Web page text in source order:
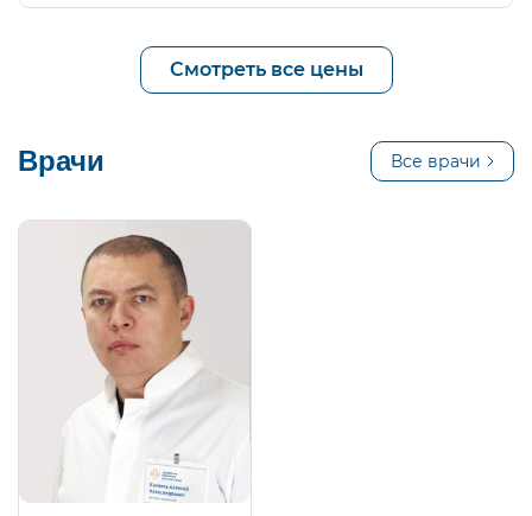
Смотреть все цены
Врачи Все врачи